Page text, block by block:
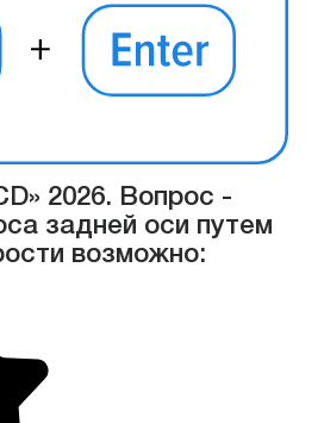
2026. Вопрос -
задней оси путем
возможно: